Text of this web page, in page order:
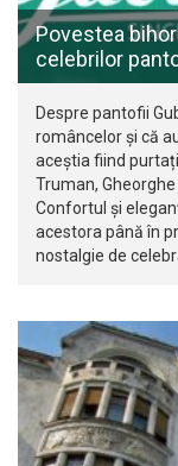
Povestea
celebrilor
Despre pantofii
româncelor și că
aceștia fiind
Truman,
Confortul și
acestora până în
nostalgie de